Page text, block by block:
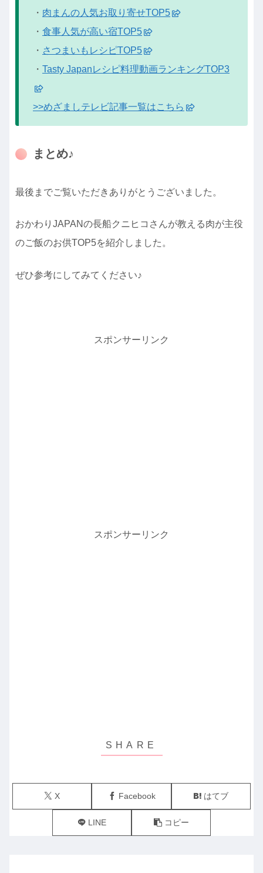
・ 肉まんの人気お取り寄せTOP5
・ 食事人気が高い宿TOP5
・ さつまいもレシピTOP5
・ Tasty Japanレシピ料理動画ランキングTOP3
>>めざましテレビ記事一覧はこちら
まとめ♪
最後までご覧いただきありがとうございました。
おかわりJAPANの長船クニヒコさんが教える肉が主役
のご飯のお供TOP5を紹介しました。
ぜひ参考にしてみてください♪
スポンサーリンク
スポンサーリンク
X Facebook はてブ
LINE コピー